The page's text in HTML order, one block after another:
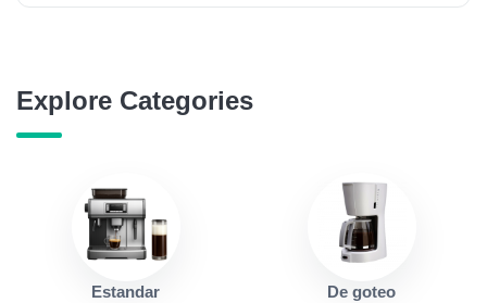
Explore Categories
Estandar De goteo